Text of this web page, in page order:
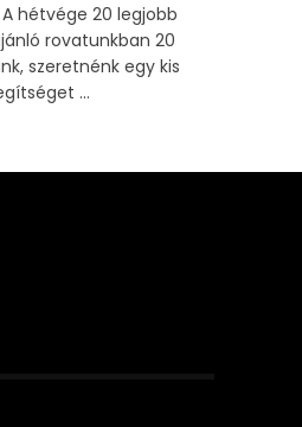
hétvége 20 legjobb
rovatunkban 20
szeretnénk egy kis
...